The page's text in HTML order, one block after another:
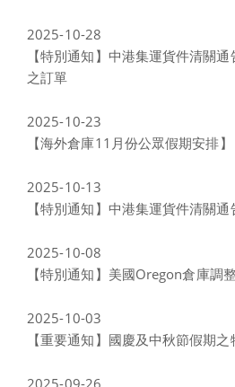
2025-10-28
【特別通知】中港集運貨件清關
之訂單
2025-10-23
【海外倉庫11月份公眾假期安排】
2025-10-13
【特別通知】中港集運貨件清關
2025-10-08
【特別通知】美國Oregon倉庫調
2025-10-03
【重要通知】國慶及中秋節假期
2025-09-26